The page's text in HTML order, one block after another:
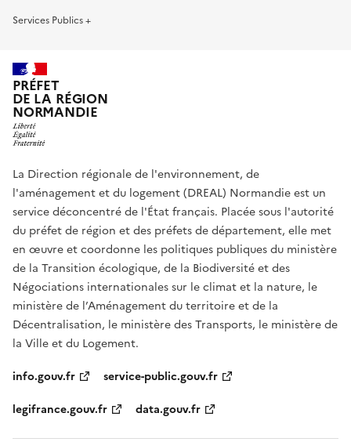
Services Publics +
PRÉFET
DE LA RÉGION
NORMANDIE
La Direction régionale de l'environnement, de
l'aménagement et du logement (DREAL) Normandie est un
service déconcentré de l'État français. Placée sous l'autorité
du préfet de région et des préfets de département, elle met
en œuvre et coordonne les politiques publiques du ministère
de la Transition écologique, de la Biodiversité et des
Négociations internationales sur le climat et la nature, le
ministère de l’Aménagement du territoire et de la
Décentralisation, le ministère des Transports, le ministère de
la Ville et du Logement.
info.gouv.fr
service-public.gouv.fr
legifrance.gouv.fr
data.gouv.fr